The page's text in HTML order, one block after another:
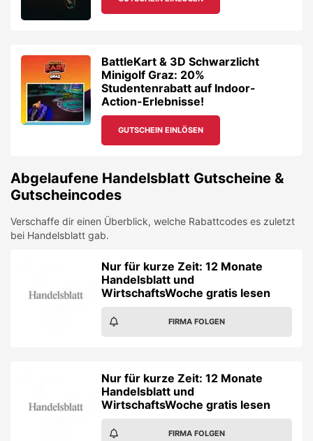
AbgelaufeneHandelsblattGutscheine &
Verschaffe dir einen Überblick, welche Rabattcodes es zuletzt
beiHandelsblattgab.
Nur für kurze Zeit: 12 Monate
Handelsblatt und
WirtschaftsWoche gratis lesen
Nur für kurze Zeit: 12 Monate
Handelsblatt und
WirtschaftsWoche gratis lesen
FIRMA FOLGEN